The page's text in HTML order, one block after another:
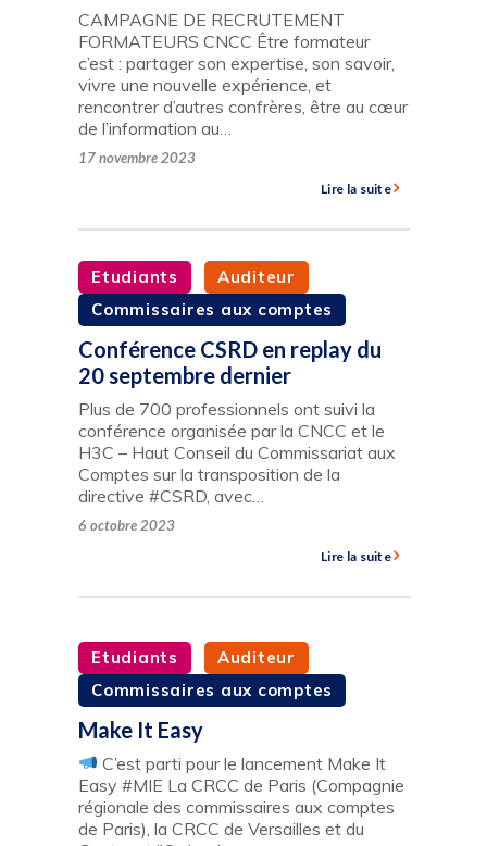
CAMPAGNE DE RECRUTEMENT
FORMATEURS CNCC Être formateur
c’est : partager son expertise, son savoir,
vivre une nouvelle expérience, et
rencontrer d’autres confrères, être au cœur
de l’information au…
17 novembre 2023
Lire la suite
Etudiants
Auditeur
Commissaires aux comptes
Conférence CSRD en replay du
20 septembre dernier
Plus de 700 professionnels ont suivi la
conférence organisée par la CNCC et le
H3C – Haut Conseil du Commissariat aux
Comptes sur la transposition de la
directive #CSRD, avec…
6 octobre 2023
Lire la suite
Etudiants
Auditeur
Commissaires aux comptes
Make It Easy
C’est parti pour le lancement Make It
Easy #MIE La CRCC de Paris (Compagnie
régionale des commissaires aux comptes
de Paris), la CRCC de Versailles et du